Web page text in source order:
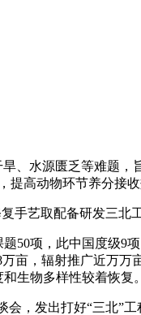
水源匮乏等难题，
高动物环节养分接
艺取配备研发三北
项，此中国度级9项
，辐射推广近万万
生物多样性较着恢复。
，发出打好“三北”